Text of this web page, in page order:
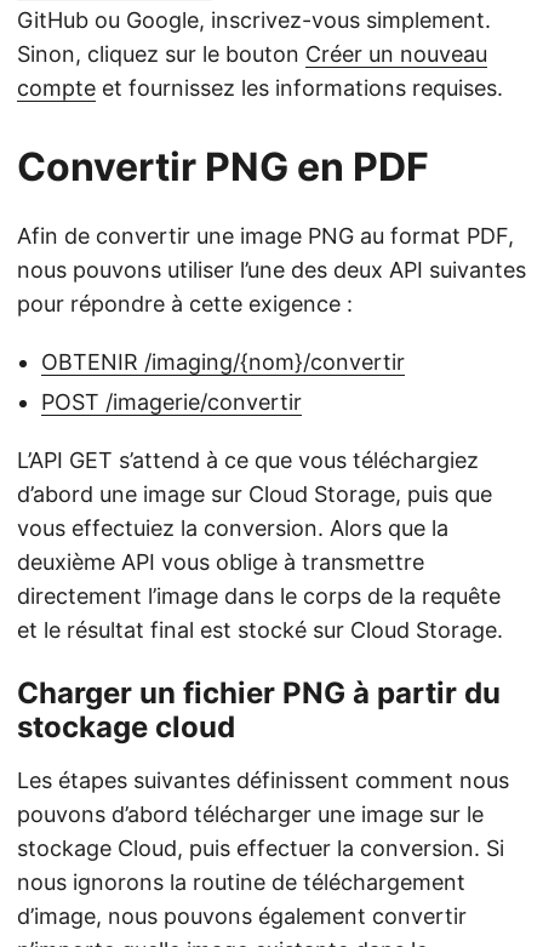
GitHub ou Google, inscrivez-vous simplement.
Sinon, cliquez sur le bouton Créer un nouveau
compte et fournissez les informations requises.
Convertir PNG en PDF
Afin de convertir une image PNG au format PDF,
nous pouvons utiliser l’une des deux API suivantes
pour répondre à cette exigence :
OBTENIR /imaging/{nom}/convertir
POST /imagerie/convertir
L’API GET s’attend à ce que vous téléchargiez
d’abord une image sur Cloud Storage, puis que
vous effectuiez la conversion. Alors que la
deuxième API vous oblige à transmettre
directement l’image dans le corps de la requête
et le résultat final est stocké sur Cloud Storage.
Charger un fichier PNG à partir du
stockage cloud
Les étapes suivantes définissent comment nous
pouvons d’abord télécharger une image sur le
stockage Cloud, puis effectuer la conversion. Si
nous ignorons la routine de téléchargement
d’image, nous pouvons également convertir